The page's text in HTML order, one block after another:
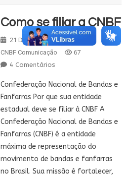
Como se filiar a CNBF
21 De Novembro De 2021
CNBF Comunicação
67
4 ComentáriosEm
Se
Filiar
A
CNBF
Confederação Nacional de Bandas e
Fanfarras Por que sua entidade
estadual deve se filiar à CNBF A
Confederação Nacional de Bandas e
Fanfarras (CNBF) é a entidade
máxima de representação do
movimento de bandas e fanfarras
no Brasil. Sua missão é fortalecer,